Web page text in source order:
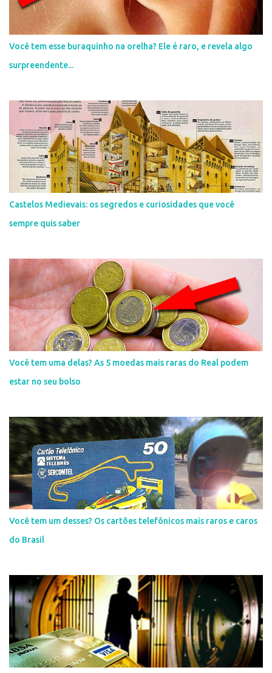
Você tem esse buraquinho na orelha? Ele é raro, e revela algo
surpreendente...
Castelos Medievais: os segredos e curiosidades que você
sempre quis saber
Você tem uma delas? As 5 moedas mais raras do Real podem
estar no seu bolso
Você tem um desses? Os cartões telefônicos mais raros e caros
do Brasil